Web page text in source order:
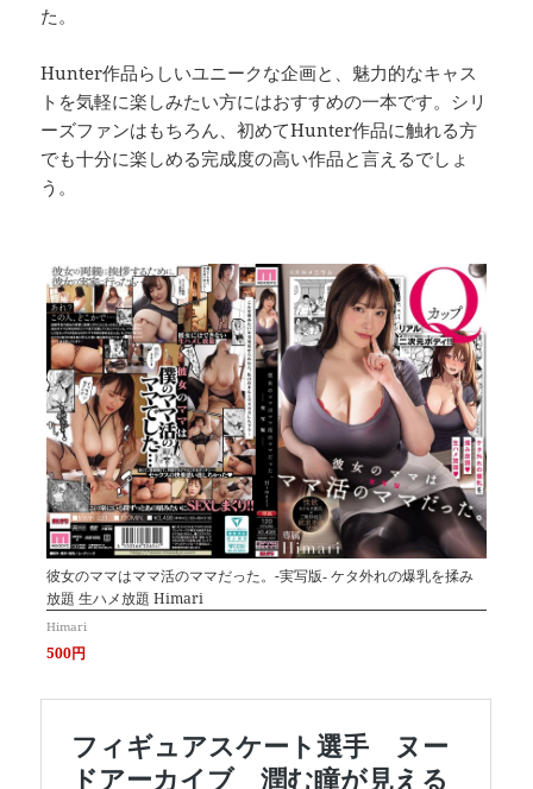
た。
Hunter作品らしいユニークな企画と、魅力的なキャス
トを気軽に楽しみたい方にはおすすめの一本です。シリ
ーズファンはもちろん、初めてHunter作品に触れる方
でも十分に楽しめる完成度の高い作品と言えるでしょ
う。
彼女のママはママ活のママだった。-実写版‐ ケタ外れの爆乳を揉み
放題 生ハメ放題 Himari
Himari
500円